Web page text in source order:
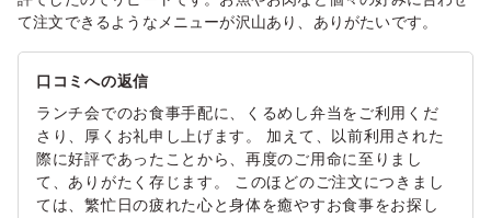
て注文できるようなメニューが沢山あり、ありがたいです。
口コミへの返信
ランチ会でのお食事手配に、くるめし弁当をご利用くだ
さり、厚くお礼申し上げます。 加えて、以前利用された
際に好評であったことから、再度のご用命に至りまし
て、ありがたく存じます。 このほどのご注文につきまし
ては、繁忙日の疲れた心と身体を癒やすお食事をお探し